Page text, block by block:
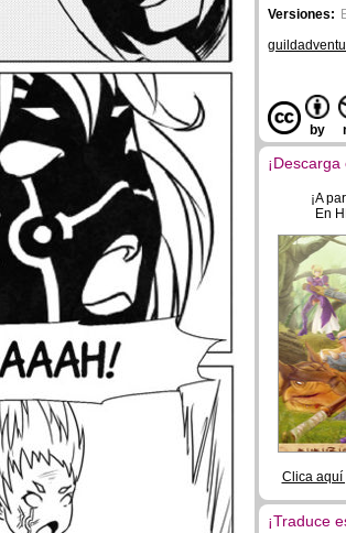
Versiones:
by
¡A
En
Clica aquí
¡Traduce